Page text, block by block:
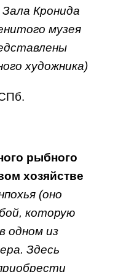
Кронида
музея
художника)
рыбного
хозяйстве
(оно
которую
одном из
Здесь